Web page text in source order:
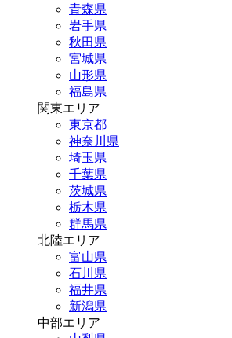
青森県
岩手県
秋田県
宮城県
山形県
福島県
関東エリア
東京都
神奈川県
埼玉県
千葉県
茨城県
栃木県
群馬県
北陸エリア
富山県
石川県
福井県
新潟県
中部エリア